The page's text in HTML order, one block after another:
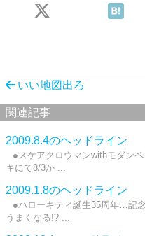
いい地図出ろ
関連記事
2009.8.4のヘッドライン
●スケアクロウマンwithモダン
キにて8/3か ...
2009.1.8のヘッドライン
●ハローキティ誕生35周年…記
うまくなる!? ...